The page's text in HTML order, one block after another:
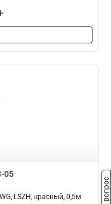
05
LSZH, красный, 0,5м